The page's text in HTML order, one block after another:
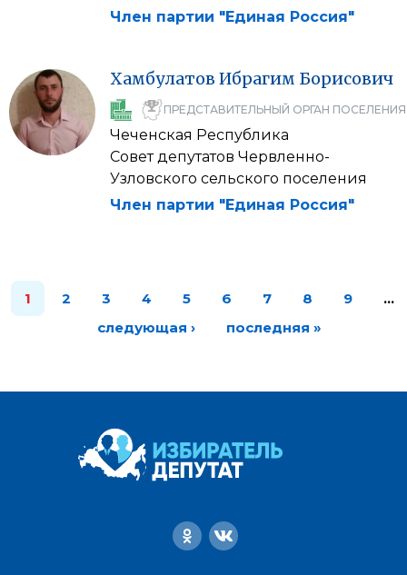
Член партии "Единая Россия"
Хамбулатов Ибрагим Борисович
ПРЕДСТАВИТЕЛЬНЫЙ ОРГАН ПОСЕЛЕНИЯ
Чеченская Республика
Совет депутатов Червленно-
Узловского сельского поселения
Член партии "Единая Россия"
1 2 3 4 5 6 7 8 9
…
следующая ›
последняя »